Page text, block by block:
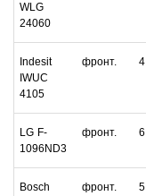
WLG
24060
Indesit
IWUC
4105
фронт. 4
LG F-
1096ND3
фронт. 6
Bosch
фронт. 5